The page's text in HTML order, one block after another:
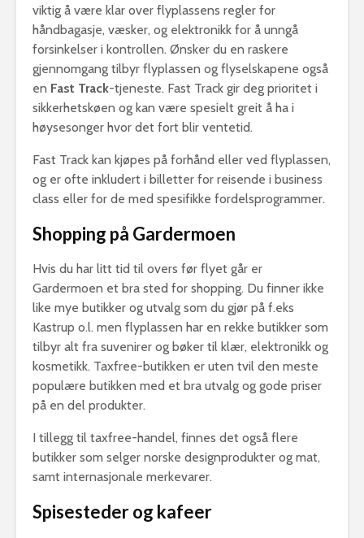
viktig å være klar over flyplassens regler for
håndbagasje, væsker, og elektronikk for å unngå
forsinkelser i kontrollen. Ønsker du en raskere
gjennomgang tilbyr flyplassen og flyselskapene også
en Fast Track-tjeneste. Fast Track gir deg prioritet i
sikkerhetskøen og kan være spesielt greit å ha i
høysesonger hvor det fort blir ventetid.
Fast Track kan kjøpes på forhånd eller ved flyplassen,
og er ofte inkludert i billetter for reisende i business
class eller for de med spesifikke fordelsprogrammer.
Shopping på Gardermoen
Hvis du har litt tid til overs før flyet går er
Gardermoen et bra sted for shopping. Du finner ikke
like mye butikker og utvalg som du gjør på f.eks
Kastrup o.l. men flyplassen har en rekke butikker som
tilbyr alt fra suvenirer og bøker til klær, elektronikk og
kosmetikk. Taxfree-butikken er uten tvil den meste
populære butikken med et bra utvalg og gode priser
på en del produkter.
I tillegg til taxfree-handel, finnes det også flere
butikker som selger norske designprodukter og mat,
samt internasjonale merkevarer.
Spisesteder og kafeer